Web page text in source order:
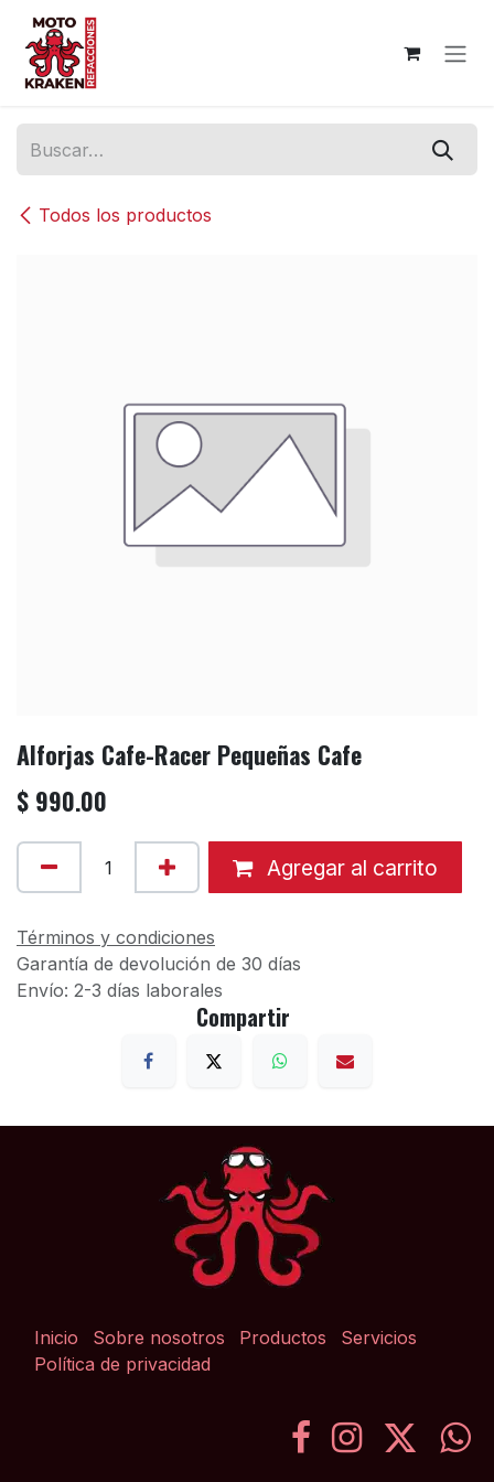
Ir al contenido
Todos los productos
Alforjas Cafe-Racer Pequeñas Cafe
$ 990.00
Agregar al carrito
Términos y condiciones
Garantía de devolución de 30 días
Envío: 2-3 días laborales
Compartir
Inicio Sobre nosotros Productos
Servicios
Política de privacidad